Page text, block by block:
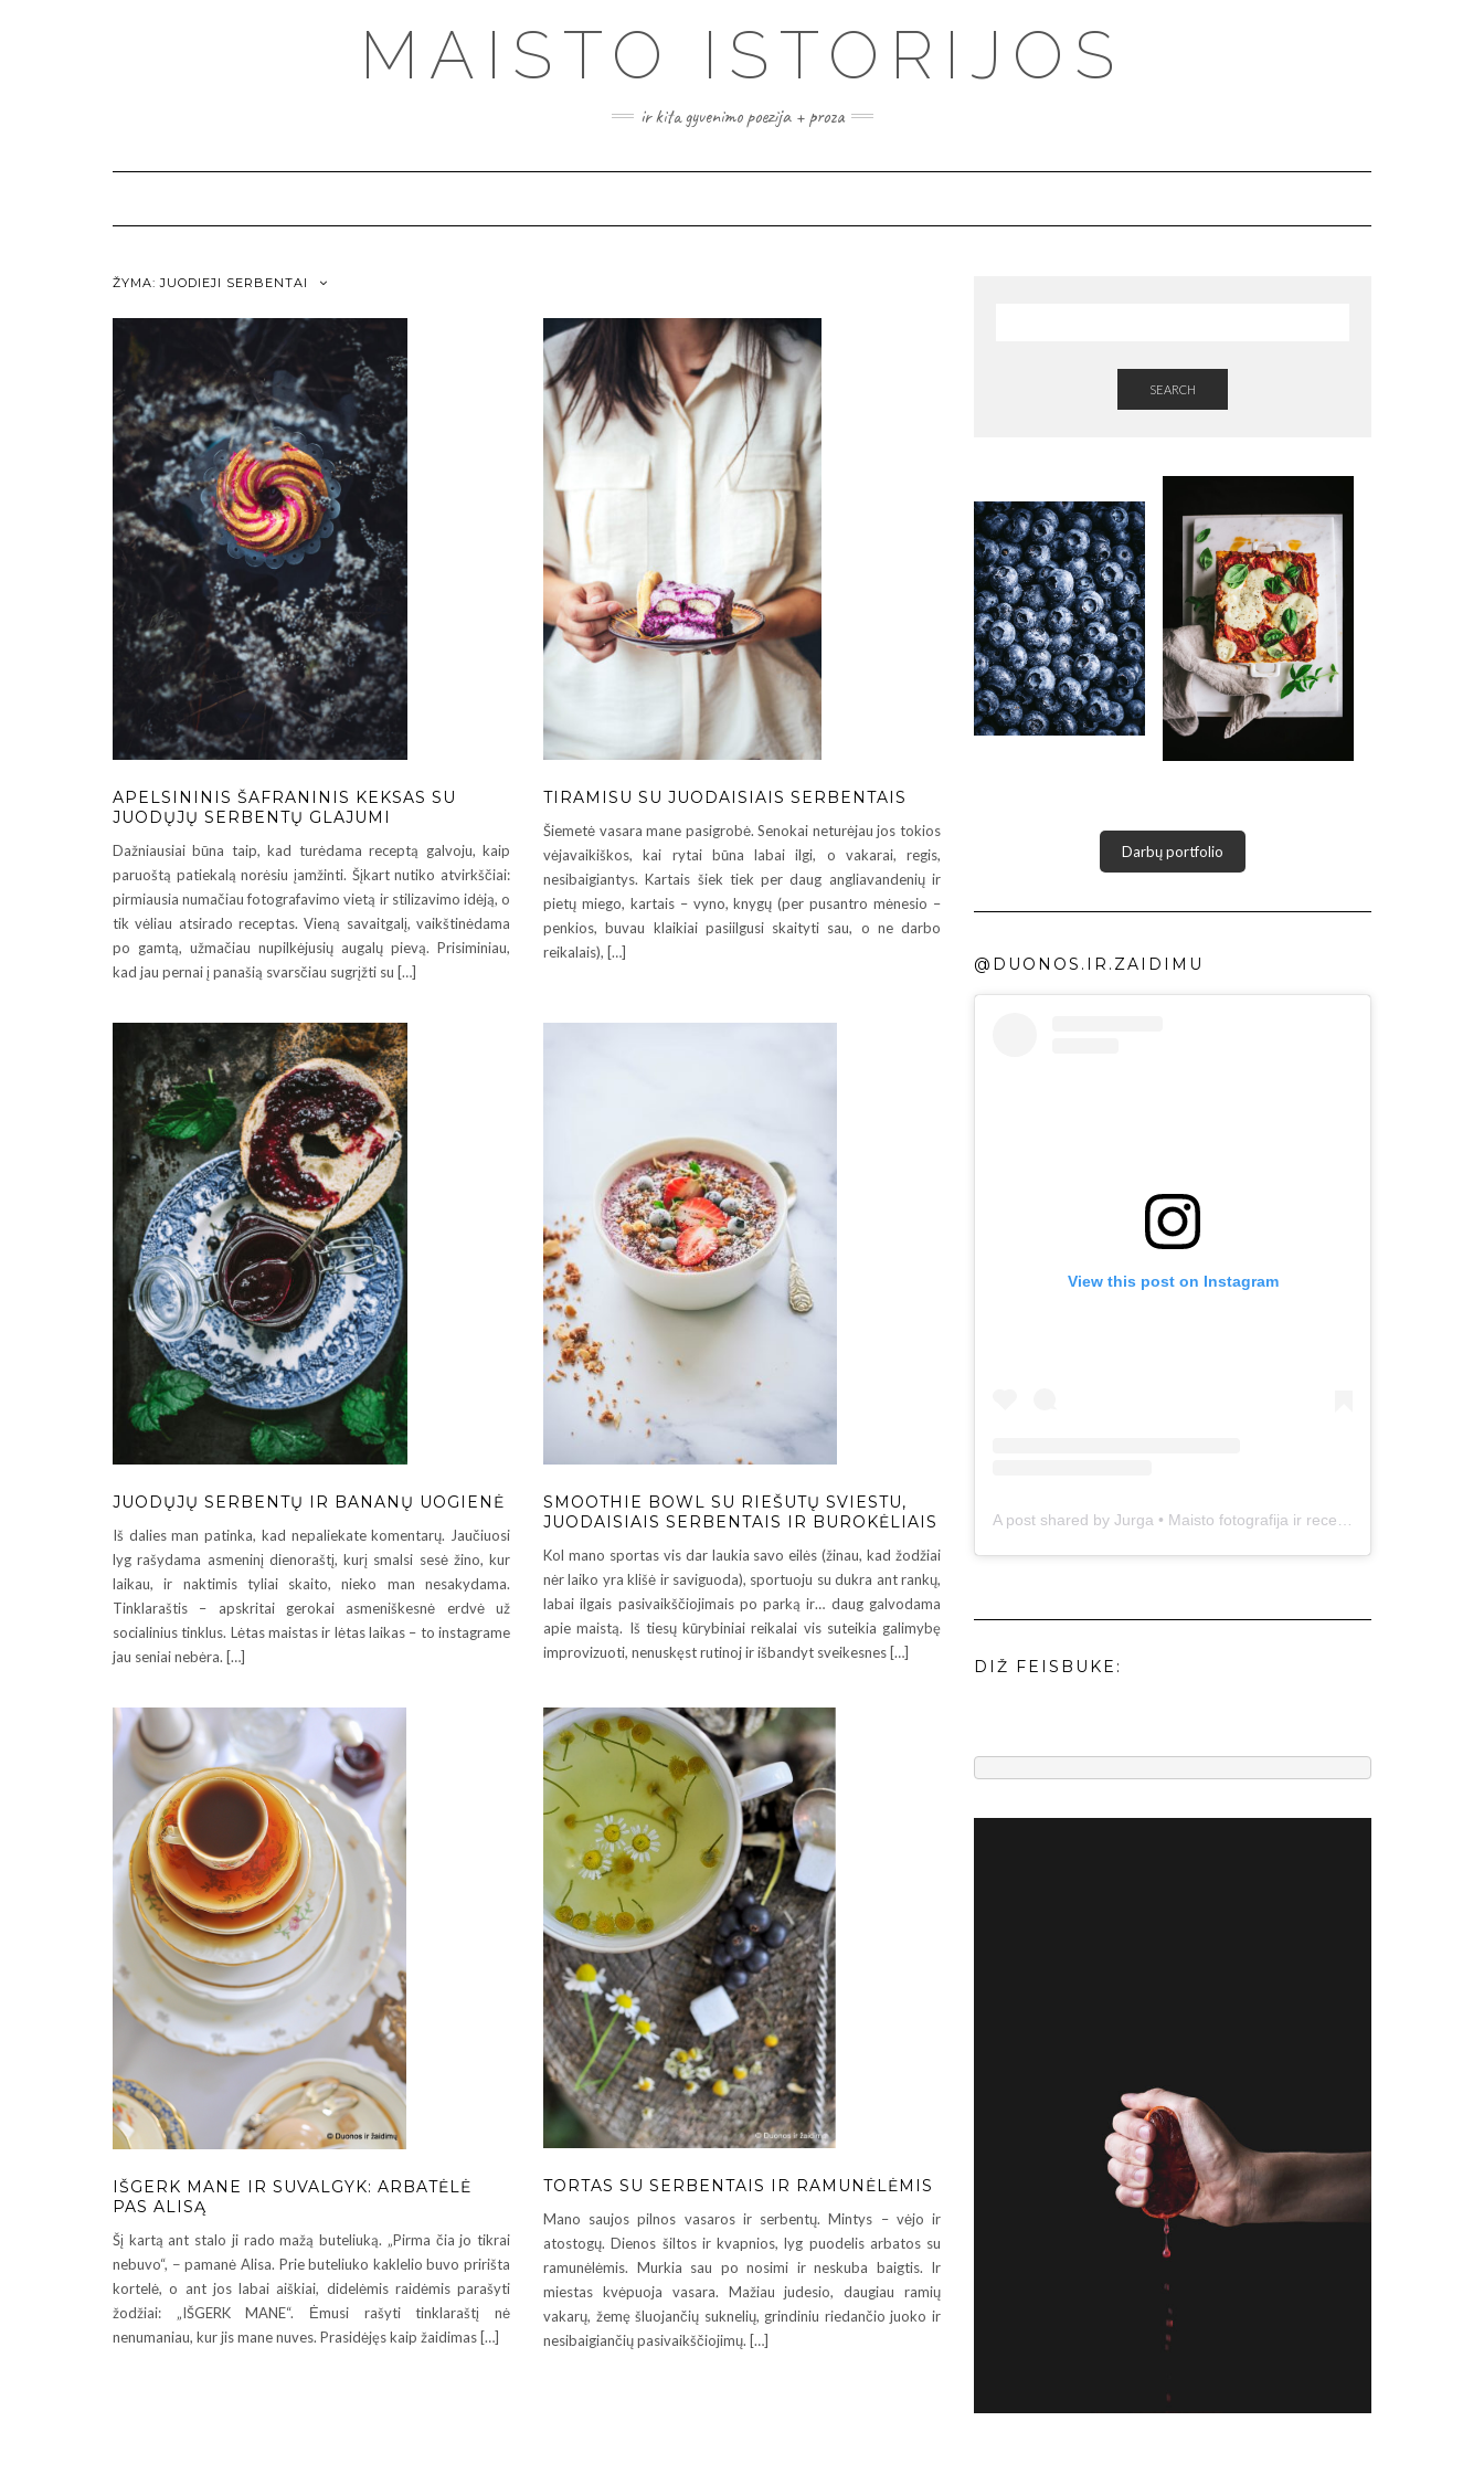
MAISTO ISTORIJOS
ir kita gyvenimo poezija + proza
ŽYMA:JUODIEJI SERBENTAI
APELSININIS ŠAFRANINIS KEKSAS SU
JUODŲJŲ SERBENTŲ GLAJUMI
Dažniausiai būna taip, kad turėdama receptą galvoju, kaip
paruoštą patiekalą norėsiu įamžinti. Šįkart nutiko atvirkščiai:
pirmiausia numačiau fotografavimo vietą ir stilizavimo idėją, o
tik vėliau atsirado receptas. Vieną savaitgalį, vaikštinėdama
po gamtą, užmačiau nupilkėjusių augalų pievą. Prisiminiau,
kad jau pernai į panašią svarsčiau sugrįžti su […]
TIRAMISU SU JUODAISIAIS SERBENTAIS
Šiemetė vasara mane pasigrobė. Senokai neturėjau jos tokios
vėjavaikiškos, kai rytai būna labai ilgi, o vakarai, regis,
nesibaigiantys. Kartais šiek tiek per daug angliavandenių ir
pietų miego, kartais – vyno, knygų (per pusantro mėnesio –
penkios, buvau klaikiai pasiilgusi skaityti sau, o ne darbo
reikalais), […]
JUODŲJŲ SERBENTŲ IR BANANŲ UOGIENĖ
Iš dalies man patinka, kad nepaliekate komentarų. Jaučiuosi
lyg rašydama asmeninį dienoraštį, kurį smalsi sesė žino, kur
laikau, ir naktimis tyliai skaito, nieko man nesakydama.
Tinklaraštis – apskritai gerokai asmeniškesnė erdvė už
socialinius tinklus. Lėtas maistas ir lėtas laikas – to instagrame
jau seniai nebėra. […]
SMOOTHIE BOWL SU RIEŠUTŲ SVIESTU,
JUODAISIAIS SERBENTAIS IR BUROKĖLIAIS
Kol mano sportas vis dar laukia savo eilės (žinau, kad žodžiai
nėr laiko yra klišė ir saviguoda), sportuoju su dukra ant rankų,
labai ilgais pasivaikščiojimais po parką ir… daug galvodama
apie maistą. Iš tiesų kūrybiniai reikalai vis suteikia galimybę
improvizuoti, nenuskęst rutinoj ir išbandyt sveikesnes […]
IŠGERK MANE IR SUVALGYK: ARBATĖLĖ
PAS ALISĄ
Šį kartą ant stalo ji rado mažą buteliuką. „Pirma čia jo tikrai
nebuvo“, − pamanė Alisa. Prie buteliuko kaklelio buvo pririšta
kortelė, o ant jos labai aiškiai, didelėmis raidėmis parašyti
žodžiai: „IŠGERK MANE“. Ėmusi rašyti tinklaraštį nė
nenumaniau, kur jis mane nuves. Prasidėjęs kaip žaidimas […]
TORTAS SU SERBENTAIS IR RAMUNĖLĖMIS
Mano saujos pilnos vasaros ir serbentų. Mintys – vėjo ir
atostogų. Dienos šiltos ir kvapnios, lyg puodelis arbatos su
ramunėlėmis. Murkia sau po nosimi ir neskuba baigtis. Ir
miestas kvėpuoja vasara. Mažiau judesio, daugiau ramių
vakarų, žemę šluojančių suknelių, grindiniu riedančio juoko ir
nesibaigiančių pasivaikščiojimų. […]
SEARCH
Darbų portfolio
@DUONOS.IR.ZAIDIMU
View this post on Instagram
DIŽ FEISBUKE: